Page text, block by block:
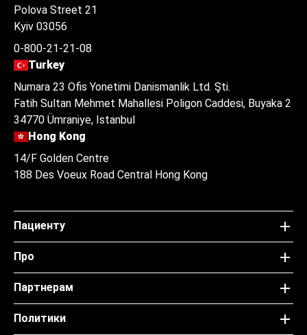
Polova Street 21
Kyiv 03056
0-800-21-21-08
Turkey
Numara 23 Ofis Yonetimi Danismanlik Ltd. Şti.
Fatih Sultan Mehmet Mahallesi Poligon Caddesi, Buyaka 2
34770 Ümraniye, Istanbul
Hong Kong
14/F Golden Centre
188 Des Voeux Road Central Hong Kong
Пациенту
Про
Партнерам
Политики